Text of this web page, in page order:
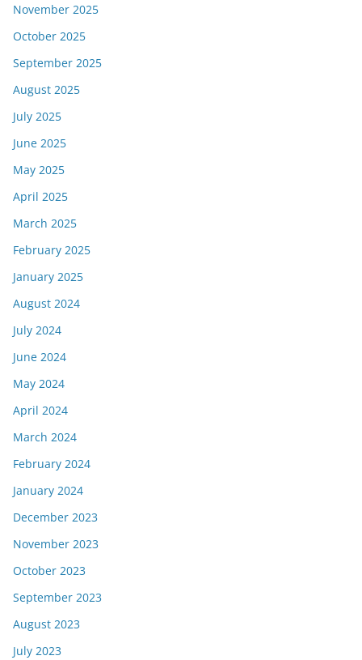
November 2025
October 2025
September 2025
August 2025
July 2025
June 2025
May 2025
April 2025
March 2025
February 2025
January 2025
August 2024
July 2024
June 2024
May 2024
April 2024
March 2024
February 2024
January 2024
December 2023
November 2023
October 2023
September 2023
August 2023
July 2023